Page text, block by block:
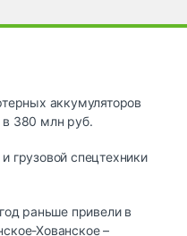
аккумуляторов
в 380 млн руб.
грузовой спецтехники
раньше привели в
Хованское –